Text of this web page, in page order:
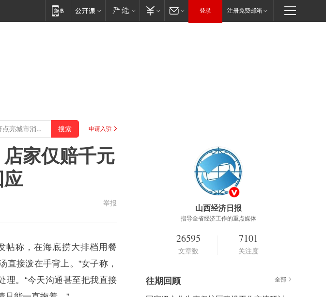
登录 注册免费邮箱
申请入驻
家仅赔千元
应
举报
帖称，在海底捞大排档用餐
直接泼在手背上。”女子称，
理。“今天沟通甚至把我直接
山西经济日报
指导全省经济工作的重点媒体
26595
文章数
7101
关注度
往期回顾 全部